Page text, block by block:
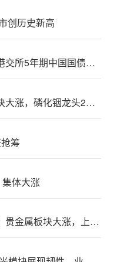
创历史新高
中外资巨头积极参与港交所5年期中国国债期货交易
揭秘涨停丨小金属板块大涨，磷化铟龙头2连板
筹
体大涨
002703，“一”字涨停！贵金属板块大涨，上市公司盈利集体高增（附股）